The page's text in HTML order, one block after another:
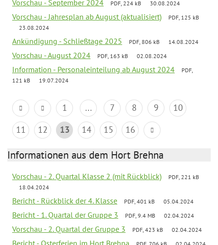
Vorschau - September 2024 PDF, 224 kB 30.08.2024
Vorschau - Jahresplan ab August (aktualisiert)
PDF, 125 kB
23.08.2024
Ankündigung - Schließtage 2025 PDF, 806 kB 14.08.2024
Vorschau - August 2024 PDF, 163 kB 02.08.2024
Information - Personaleinteilung ab August 2024
PDF,
121 kB
19.07.2024
1 ... 7 8 9
10
11
12 13 14 15 16
Informationen aus dem Hort Brehna
Vorschau - 2. Quartal Klasse 2 (mit Rückblick)
PDF, 221 kB
18.04.2024
Bericht - Rückblick der 4. Klasse PDF, 401 kB 05.04.2024
Bericht - 1. Quartal der Gruppe 3 PDF, 9.4 MB 02.04.2024
Vorschau - 2. Quartal der Gruppe 3 PDF, 423 kB 02.04.2024
Bericht - Osterferien im Hort Brehna